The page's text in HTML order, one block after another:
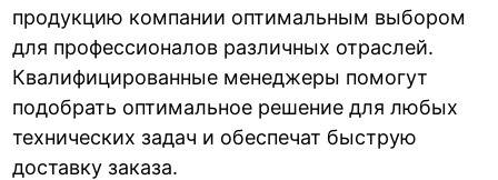
продукцию компании оптимальным выбором
для профессионалов различных отраслей.
Квалифицированные менеджеры помогут
подобрать оптимальное решение для любых
технических задач и обеспечат быструю
доставку заказа.